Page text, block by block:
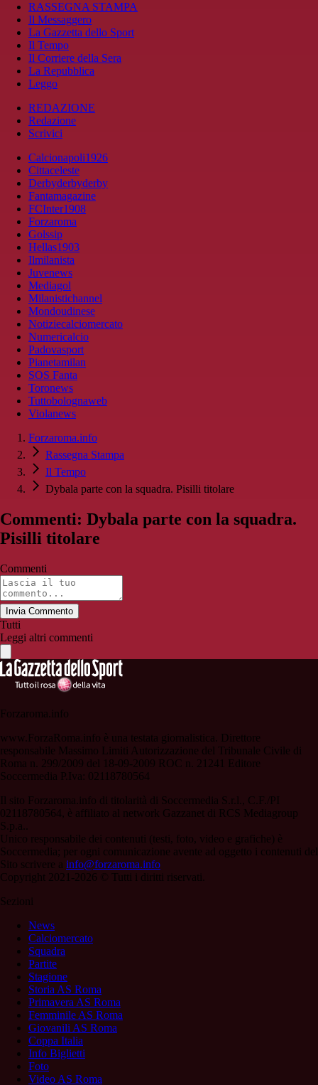
RASSEGNA STAMPA
Il Messaggero
La Gazzetta dello Sport
Il Tempo
Il Corriere della Sera
La Repubblica
Leggo
REDAZIONE
Redazione
Scrivici
Calcionapoli1926
Cittaceleste
Derbyderbyderby
Fantamagazine
FCInter1908
Forzaroma
Golssip
Hellas1903
Ilmilanista
Juvenews
Mediagol
Milanistichannel
Mondoudinese
Notiziecalciomercato
Numericalcio
Padovasport
Pianetamilan
SOS Fanta
Toronews
Tuttobolognaweb
Violanews
Forzaroma.info
Rassegna Stampa
Il Tempo
Dybala parte con la squadra. Pisilli titolare
Commenti: Dybala parte con la squadra.
Pisilli titolare
Commenti
Invia Commento
Tutti
Leggi altri commenti
Forzaroma.info
www.ForzaRoma.info è una testata giornalistica. Direttore
responsabile Massimo Limiti Autorizzazione del Tribunale Civile di
Roma n. 299/2009 del 18-09-2009 ROC n. 21241 Editore
Soccermedia P.Iva: 02118780564
Il sito Forzaroma.info di titolarità di Soccermedia S.r.l., C.F./PI
02118780564, è affiliato al network Gazzanet di RCS Mediagroup
S.p.a..
Unico responsabile dei contenuti (testi, foto, video e grafiche) è
Soccermedia; per ogni comunicazione avente ad oggetto i contenuti del
Sito scrivere a info@forzaroma.info
Copyright 2021-2026 © Tutti i diritti riservati.
Sezioni
News
Calciomercato
Squadra
Partite
Stagione
Storia AS Roma
Primavera AS Roma
Femminile AS Roma
Giovanili AS Roma
Coppa Italia
Info Biglietti
Foto
Video AS Roma